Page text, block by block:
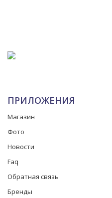
ПРИЛОЖЕНИЯ
Магазин
Фото
Новости
Faq
Обратная связь
Бренды